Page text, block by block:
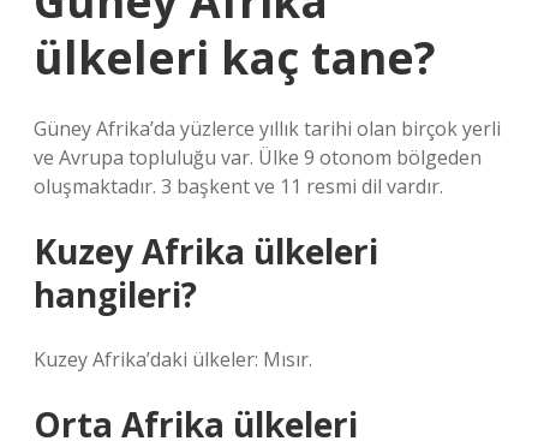
ülkeleri kaç tane?
Güney Afrika’da yüzlerce yıllık tarihi olan birçok yerli
ve Avrupa topluluğu var. Ülke 9 otonom bölgeden
oluşmaktadır. 3 başkent ve 11 resmi dil vardır.
Kuzey Afrika ülkeleri
hangileri?
Kuzey Afrika’daki ülkeler: Mısır.
Orta Afrika ülkeleri